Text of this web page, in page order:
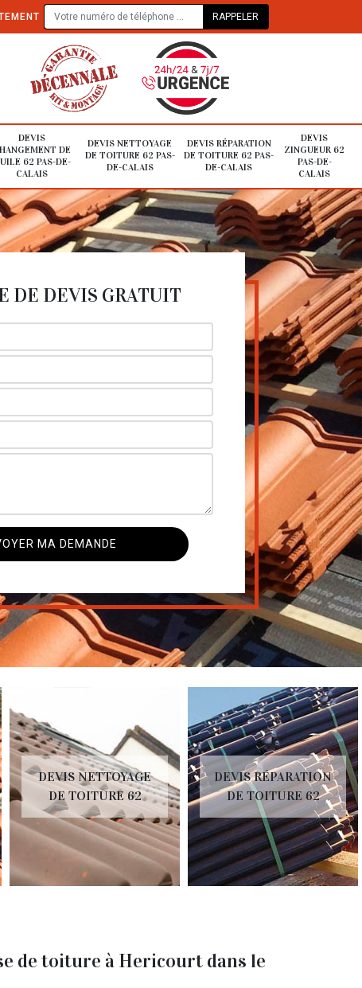
DEVIS
DE
62 PAS-DE-
CALAIS
DEVIS NETTOYAGE
DE TOITURE 62 PAS-
DE-CALAIS
DEVIS RÉPARATION
DE TOITURE 62 PAS-
DE-CALAIS
DEVIS
ZINGUEUR 62
PAS-DE-
CALAIS
DE DEVIS GRATUIT
DEVIS NETTOYAGE
DE TOITURE 62
DEVIS RÉPARATION
DE TOITURE 62
de toiture à Hericourt dans le